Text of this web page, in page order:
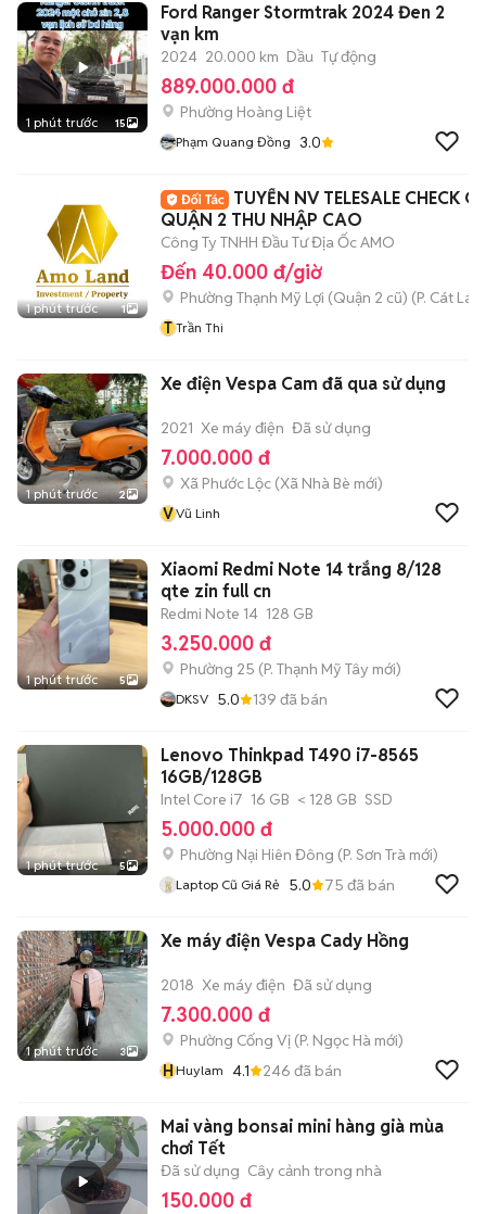
1 phút trước 15
Ford Ranger Stormtrak 2024 Đen 2
vạn km
2024 20.000 km Dầu Tự động
889.000.000 đ
Phường Hoàng Liệt
Phạm Quang Đồng 3.0
1 phút trước 1
TUYỂN NV TELESALE CHECK
QUẬN 2 THU NHẬP CAO
Công Ty TNHH Đầu Tư Địa Ốc AMO
Đến 40.000 đ/giờ
Phường Thạnh Mỹ Lợi (Quận 2 cũ) (P. Cát Lái
T Trần Thi
1 phút trước 2
Xe điện Vespa Cam đã qua sử dụng
2021 Xe máy điện Đã sử dụng
7.000.000 đ
Xã Phước Lộc (Xã Nhà Bè mới)
VVũ Linh
1 phút trước 5
Xiaomi Redmi Note 14 trắng 8/128
qte zin full cn
Redmi Note 14 128 GB
3.250.000 đ
Phường 25 (P. Thạnh Mỹ Tây mới)
DKSV 5.0 139 đã bán
1 phút trước 5
Lenovo Thinkpad T490 i7-8565
16GB/128GB
Intel Core i7 16 GB < 128 GB SSD
5.000.000 đ
Phường Nại Hiên Đông (P. Sơn Trà mới)
Laptop Cũ Giá Rẻ 5.0 75 đã bán
1 phút trước 3
Xe máy điện Vespa Cady Hồng
2018 Xe máy điện Đã sử dụng
7.300.000 đ
Phường Cống Vị (P. Ngọc Hà mới)
HHuylam 4.1 246 đã bán
Mai vàng bonsai mini hàng già mùa
chơi Tết
Đã sử dụng Cây cảnh trong nhà
150.000 đ